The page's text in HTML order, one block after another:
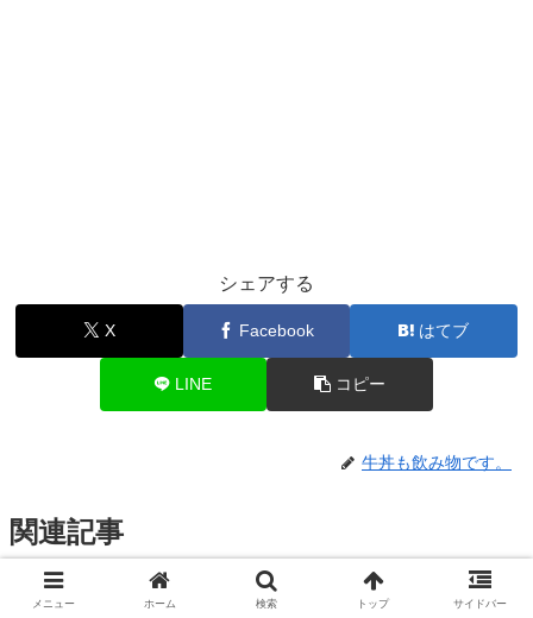
シェアする
X Facebook はてブ
LINE コピー
牛丼も飲み物です。
関連記事
ラーメン
俺のシリーズではない俺のラーメ
メニュー ホーム 検索 トップ サイドバー